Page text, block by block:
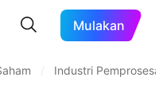
Mulakan
Industri